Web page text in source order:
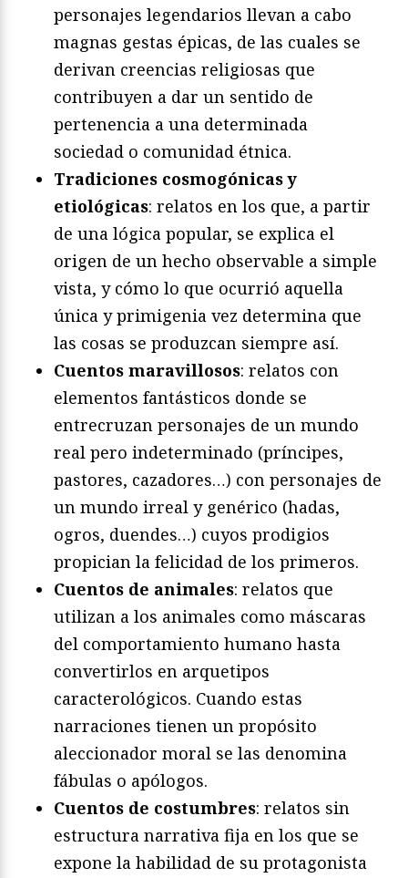
personajes legendarios llevan a cabo
magnas gestas épicas, de las cuales se
derivan creencias religiosas que
contribuyen a dar un sentido de
pertenencia a una determinada
sociedad o comunidad étnica.
Tradiciones cosmogónicas y
etiológicas: relatos en los que, a partir
de una lógica popular, se explica el
origen de un hecho observable a simple
vista, y cómo lo que ocurrió aquella
única y primigenia vez determina que
las cosas se produzcan siempre así.
Cuentos maravillosos: relatos con
elementos fantásticos donde se
entrecruzan personajes de un mundo
real pero indeterminado (príncipes,
pastores, cazadores…) con personajes de
un mundo irreal y genérico (hadas,
ogros, duendes…) cuyos prodigios
propician la felicidad de los primeros.
Cuentos de animales: relatos que
utilizan a los animales como máscaras
del comportamiento humano hasta
convertirlos en arquetipos
caracterológicos. Cuando estas
narraciones tienen un propósito
aleccionador moral se las denomina
fábulas o apólogos.
Cuentos de costumbres: relatos sin
estructura narrativa fija en los que se
expone la habilidad de su protagonista